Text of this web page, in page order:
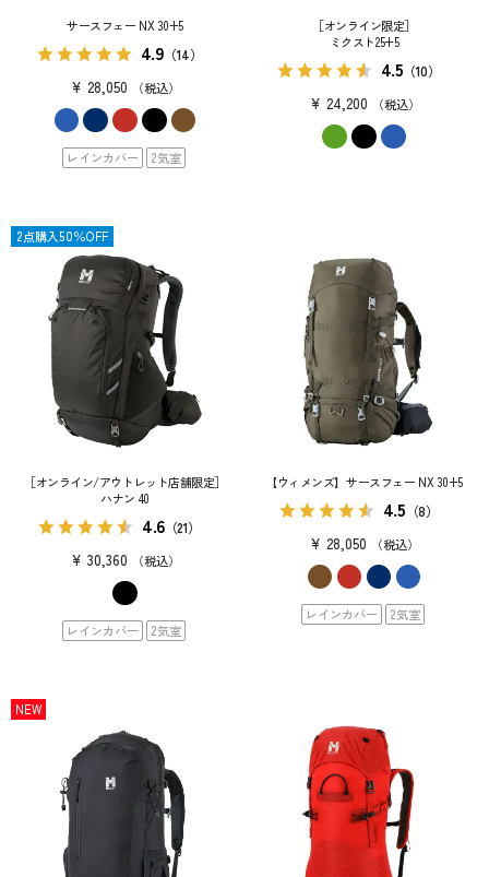
サースフェー NX 30+5
4.9 （14）
¥ 28,050 税込
レインカバー 2気室
［オンライン限定］
ミクスト25+5
4.5 （10）
¥ 24,200 税込
［オンライン/アウトレット店舗限定］
ハナン 40
4.6（21）
¥ 30,360 税込
限定
レインカバー 2気室
2点購入50％OFF
【ウィメンズ】サースフェー NX 30+5
4.5 （8）
¥ 28,050 税込
レインカバー 2気室
NEW